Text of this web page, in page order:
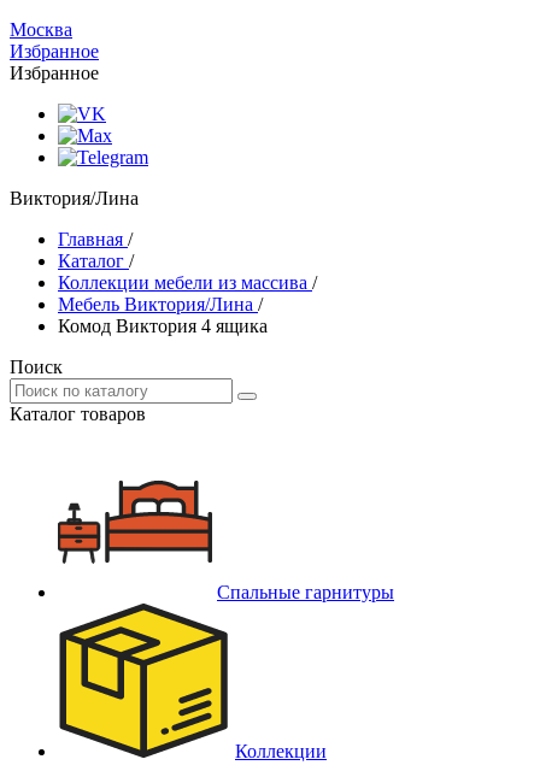
Москва
Избранное
Избранное
Виктория/Лина
Главная /
Каталог /
Коллекции мебели из массива /
Мебель Виктория/Лина /
Комод Виктория 4 ящика
Поиск
Каталог товаров
Спальные гарнитуры
Коллекции